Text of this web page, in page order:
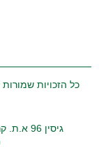
כל הזכויות
גיסין 96 א.ת. קריית אריה, ת.ד 3090 פתח תקווה 4922398